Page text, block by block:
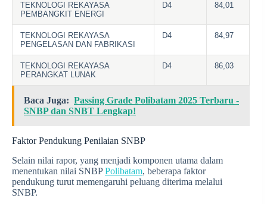
TEKNOLOGI REKAYASA
PEMBANGKIT ENERGI
D4 84,01
TEKNOLOGI REKAYASA
PENGELASAN DAN FABRIKASI
D4 84,97
TEKNOLOGI REKAYASA
PERANGKAT LUNAK
D4 86,03
Baca Juga: Passing Grade Polibatam 2025 Terbaru -
SNBP dan SNBT Lengkap!
Faktor Pendukung Penilaian SNBP
Selain nilai rapor, yang menjadi komponen utama dalam
menentukan nilai SNBPPolibatam, beberapa faktor
pendukung turut memengaruhi peluang diterima melalui
SNBP.